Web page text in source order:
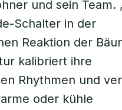
und sein Team.
Schalter in der
Reaktion der
kalibriert ihre
Rhythmen und
oder kühle